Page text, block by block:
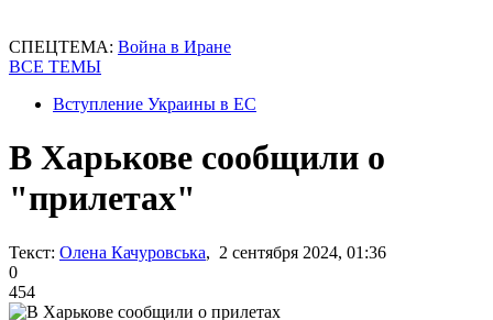
СПЕЦТЕМА: Война в Иране
ВСЕ ТЕМЫ
Вступление Украины в ЕС
В Харькове сообщили о
"прилетах"
Текст: Олена Качуровська, 2 сентября 2024, 01:36
0
454